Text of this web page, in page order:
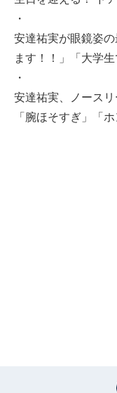
・
安達祐実が眼鏡姿
ます！！」「大学生
・
安達祐実、ノース
「腕ほそすぎ」「